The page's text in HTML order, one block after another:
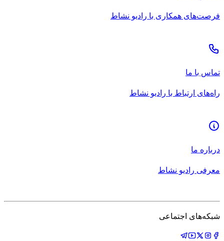
فرصت‌های همکاری با رادیو نشاط
تماس با ما
راه‌های ارتباط با رادیو نشاط
درباره ما
معرفی رادیو نشاط
شبکه‌های اجتماعی